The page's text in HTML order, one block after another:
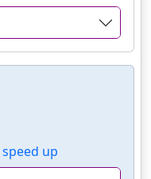
speed up